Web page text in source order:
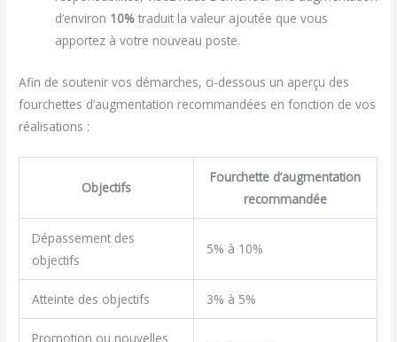
d’environ 10% traduit la valeur ajoutée que vous
apportez à votre nouveau poste.
Afin de soutenir vos démarches, ci-dessous un aperçu des
fourchettes d’augmentation recommandées en fonction de vos
réalisations :
Objectifs
Fourchette d’augmentation
recommandée
Dépassement des
objectifs
5% à 10%
Atteinte des objectifs 3% à 5%
Promotion ou nouvelles